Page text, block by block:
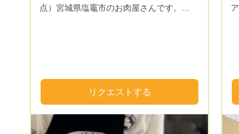
点）宮城県塩竈市のお肉屋さんです。
名物「牛タン」、国産豚肉（主に宮城県
産）などを取り揃えております。ギフトも
充実しており、ゴルフ等の景品やお中元、
お歳暮等にも対応。ギフトボックスにお詰
リクエストする